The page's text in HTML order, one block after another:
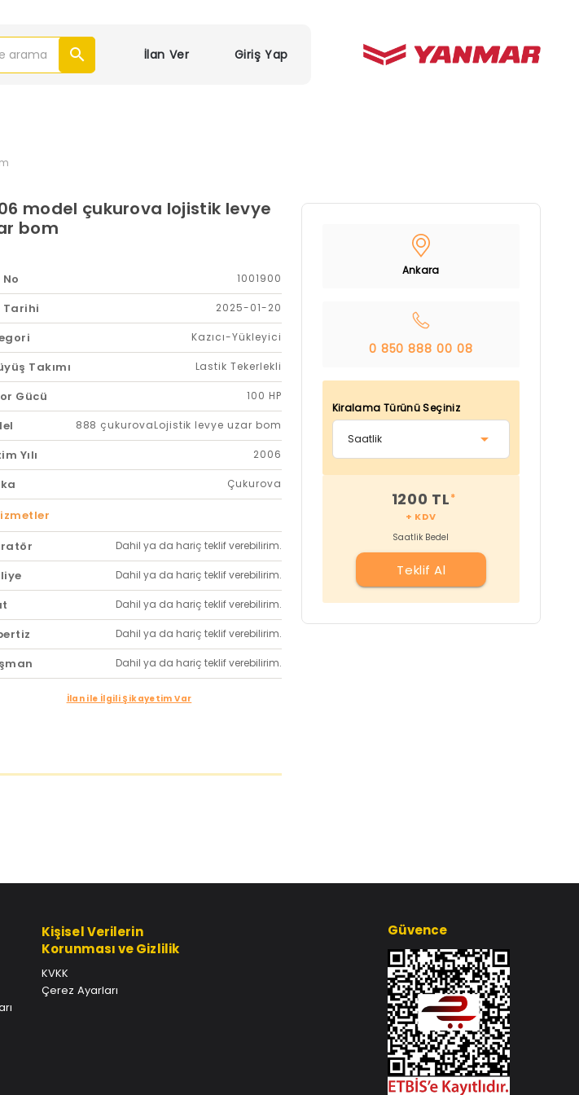
İlan Ver Giriş Yap
model çukurova lojistik levye
bom
1001900
Tarihi 2025-01-20
Kazıcı-Yükleyici
Takımı Lastik Tekerlekli
Gücü 100 HP
888 çukurovaLojistik levye uzar bom
Yılı 2006
Çukurova
Dahil ya da hariç teklif verebilirim.
Dahil ya da hariç teklif verebilirim.
Dahil ya da hariç teklif verebilirim.
Dahil ya da hariç teklif verebilirim.
Dahil ya da hariç teklif verebilirim.
İlan ile İlgili Şikayetim Var
Ankara
0 850 888 00 08
Kiralama Türünü Seçiniz
1200 TL*
+ KDV
Saatlik Bedel
Teklif Al
Kişisel Verilerin
Korunması ve Gizlilik
KVKK
Çerez Ayarları
Güvence